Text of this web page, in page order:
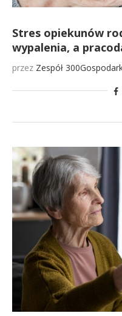
Stres opiekunów
wypalenia, a
przez Zespół